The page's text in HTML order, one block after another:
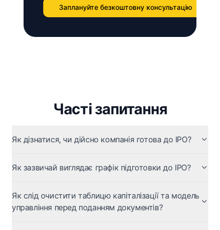
Заплануйте безкоштовну консультацію
Часті запитання
Як дізнатися, чи дійсно компанія готова до IPO?
Як зазвичай виглядає графік підготовки до IPO?
Як слід очистити таблицю капіталізації та модель
управління перед поданням документів?